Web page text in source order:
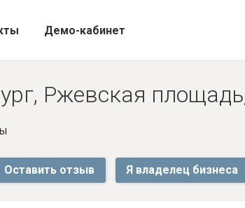
Демо-кабинет
Ржевская
Оставить отзыв Я владелец бизнеса